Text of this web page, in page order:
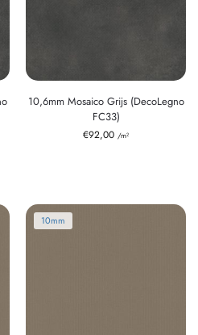
10,6mm Mosaico Grijs (DecoLegno
FC33)
€92,00 /m²
10mm